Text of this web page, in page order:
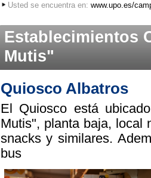
Usted se encuentra en: www.upo.es/
Establecimientos
Mutis"
Quiosco Albatros
El Quiosco está
Mutis", planta baja, local
snacks y similares.
bus